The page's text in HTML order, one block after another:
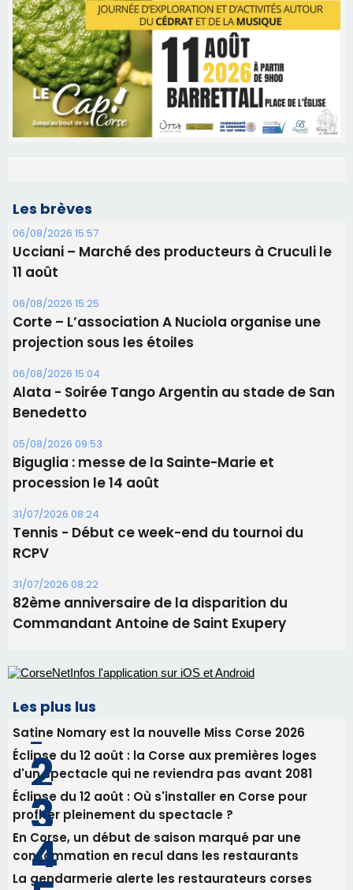
Les brèves
06/08/2026 15:57
Ucciani – Marché des producteurs à Cruculi le
11 août
06/08/2026 15:25
Corte – L’association A Nuciola organise une
projection sous les étoiles
06/08/2026 15:04
Alata - Soirée Tango Argentin au stade de San
Benedetto
05/08/2026 09:53
Biguglia : messe de la Sainte-Marie et
procession le 14 août
Tennis - Début ce week-end du tournoi du
RCPV
31/07/2026 08:22
82ème anniversaire de la disparition du
Commandant Antoine de Saint Exupery
Les plus lus
Satine Nomary est la nouvelle Miss Corse 2026